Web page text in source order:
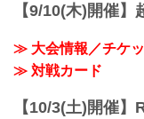
【9/10(木)開催
≫ 大会情報／チケ
≫ 対戦カード
【10/3(土)開催